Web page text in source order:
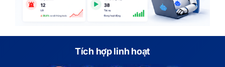
Tích hợp linh hoạt